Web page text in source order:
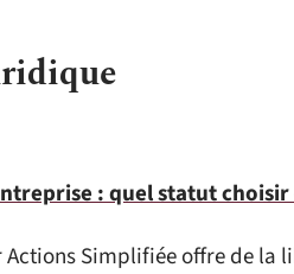
: quel statut choisir
Simplifiée offre de la